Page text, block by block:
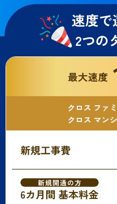
速度で
2つの
クロス ファ
クロス マン